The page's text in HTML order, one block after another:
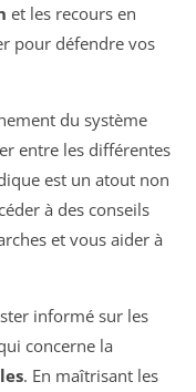
et les recours en
pour défendre vos
du système
entre les différentes
est un atout non
à des conseils
et vous aider à
informé sur les
concerne la
. En maîtrisant les